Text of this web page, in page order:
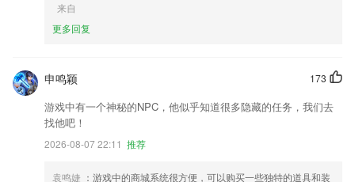
来自
更多回复
173
申鸣颖
游戏中有一个神秘的NPC，他似乎知道很多隐藏的任务，我们去
找他吧！
2026-08-07 22:11 推荐
袁鸣婕 ：游戏中的商城系统很方便，可以购买一些独特的道具和装